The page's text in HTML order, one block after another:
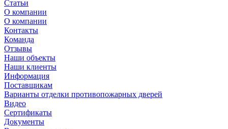
Статьи
О компании
О компании
Контакты
Команда
Отзывы
Наши объекты
Наши клиенты
Информация
Поставщикам
Варианты отделки противопожарных дверей
Видео
Сертификаты
Документы